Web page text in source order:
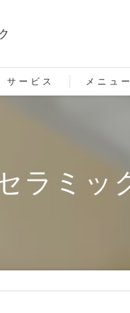
サービス メニュ
ラミッ